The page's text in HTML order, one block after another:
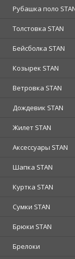
Рубашка поло
Толстовка STAN
Бейсболка STAN
Козырек STAN
Ветровка STAN
Дождевик STAN
Жилет STAN
Аксессуары STAN
Шапка STAN
Куртка STAN
Сумки STAN
Брюки STAN
Брелоки